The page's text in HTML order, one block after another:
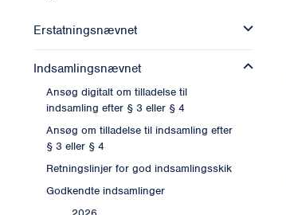
Erstatningsnævnet
Indsamlingsnævnet
Ansøg digitalt om tilladelse til
indsamling efter § 3 eller § 4
Ansøg om tilladelse til indsamling efter
§ 3 eller § 4
Retningslinjer for god indsamlingsskik
Godkendte indsamlinger